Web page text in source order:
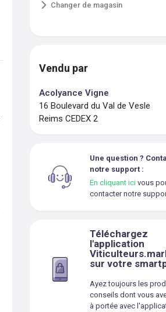
Changer de magasin
Vendu par
Acolyance Vigne
16 Boulevard du Val de Vesle
Reims CEDEX 2
Une question ?
notre support :
En cliquant ici vous
contacter notre
Téléchargez
l'application
sur votre
Ayez toujours les
conseils dont vous
à portée avec